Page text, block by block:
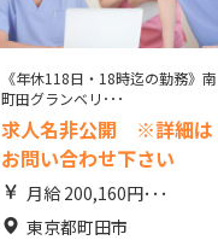
《年休118日・18時迄の勤務》南
町田グランベリ･･･
求人名非公開 ※詳細は
お問い合わせ下さい
月給 200,160円･･･
東京都町田市